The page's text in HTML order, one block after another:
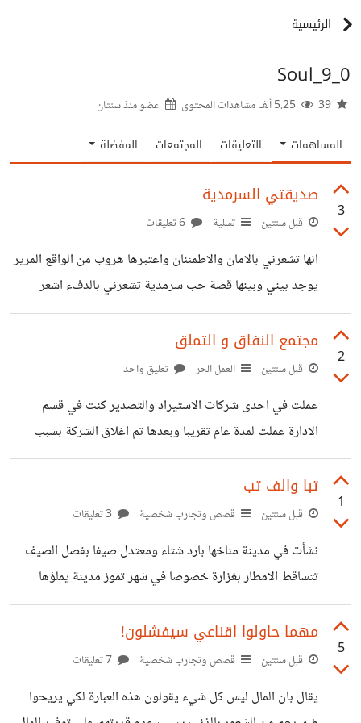
الرئيسية
Soul_9_0
عضو منذسنتان
المساهمات التعليقات المجتمعات المفضلة
3
صديقتي السرمدية
قبل سنتين تسلية
انها تشعرني بالامان والاطمئنان واعتبرها هروب من الواقع المرير
يوجد بيني وبينها قصة حب سرمدية تشعرني بالدفء اشعر
بالانس معها فهي رفيقة الدرب وانيسة وحدتي ألجأ اليها في ليالي
الشتاء الباردة الكئيبة بذلك النور الخافت الكئيب وصوت التلفاز
هل عرفتم عن ماذا اتحدث؟ليس عن صديقة الابتدائية ولاعن
هنا عن شيء عظيم وهي هبة ربانية قد منحنا الله سبحانه
وتعالى اياها وذكرها في عدة مواضع في كتابه الكريم "ن والقلم
2
مجتمع النفاق و التملق
قبل سنتين العمل الحر تعليق واحد
عملت في احدى شركات الاستيراد والتصدير كنت في قسم
الادارة عملت لمدة عام تقريبا وبعدها تم اغلاق الشركة بسبب
تفشي وباء جائحة كورونا وبسبب بعض المشاكل التي تعرضت لها
الشركة.في تلك الفترة لاحظت بان الناس كانت تحترمني
وتقدرني رغم انني كنت احصل على راتب زهيد جدا لايتعدى
يرغب بالعمل في نفس الشركة ومن يريد مساعدة ذهبت الى
احدى العيادات برفقة خالتي وعند مقابلة طبيب العائلة سالني
هل لازلتي تدرسين
1
تبا والف تب
قبل سنتين قصص وتجارب شخصية
نشأت في مدينة مناخها بارد شتاء ومعتدل صيفا بفصل الصيف
تتساقط الامطار بغزارة خصوصا في شهر تموز مدينة يملؤها
السواد ليس سواد الليل او الغيوم لا بل سواد ملابس النساء نعم
نساء هذه المدينة يرتدين العباءة السوداء والالوان تعتبر محرمة
فيها ولازلت اتذكر هذا الموقف جيدا احضر لي اخي هدية معطف
وبخني قال لماذا ترتدين هذا اللون الا يوجد لديك لون اخر مثلا
5
مهما حاولوا اقناعي سيفشلون!
قبل سنتين قصص وتجارب شخصية
يقال بان المال ليس كل شيء يقولون هذه العبارة لكي يريحوا